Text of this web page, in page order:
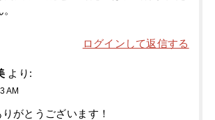
ログインして返信する
より:
AM
がとうございます！